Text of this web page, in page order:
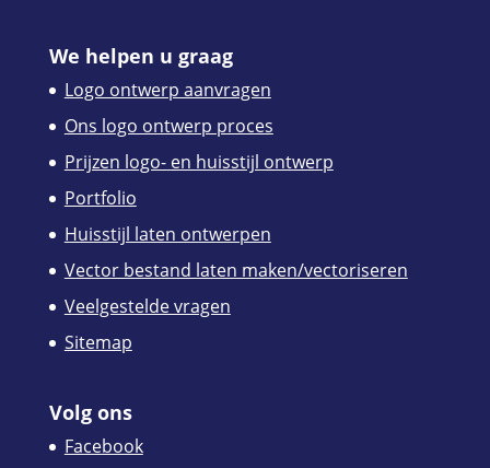
We helpen u graag
Logo ontwerp aanvragen
Ons logo ontwerp proces
Prijzen logo- en huisstijl ontwerp
Portfolio
Huisstijl laten ontwerpen
Vector bestand laten maken/vectoriseren
Veelgestelde vragen
Sitemap
Volg ons
Facebook